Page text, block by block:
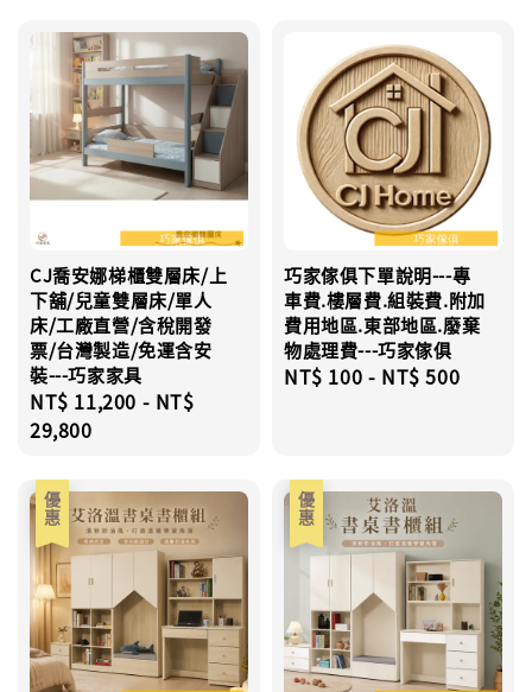
CJ喬安娜梯櫃雙層床/上
下舖/兒童雙層床/單人
床/工廠直營/含稅開發
票/台灣製造/免運含安
裝---巧家家具
Regular
price
NT$ 11,200 - NT$
29,800
巧家傢俱下單說明---專
車費.樓層費.組裝費.附加
費用地區.東部地區.廢棄
物處理費---巧家傢俱
Regular
NT$ 100 - NT$ 500
優惠 優惠